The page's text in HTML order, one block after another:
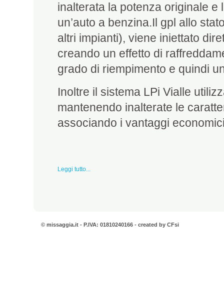
inalterata la potenza originale e
un’auto a benzina.Il gpl allo
altri impianti), viene iniettato
creando un effetto di
grado di riempimento e quindi
Inoltre il sistema LPi Vialle
mantenendo inalterate le
associando i vantaggi
Leggi tutto...
© missaggia.it - P.IVA: 01810240166 - created by CFsi